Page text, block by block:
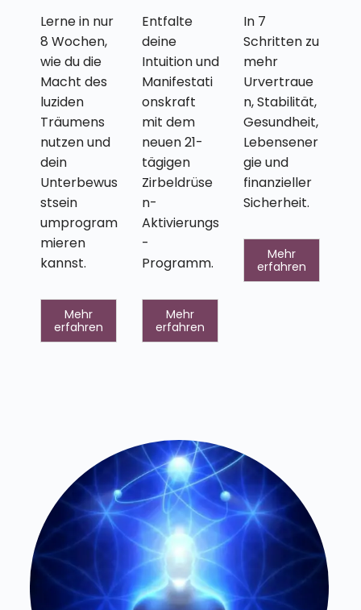
Lerne in nur
8 Wochen,
wie du die
Macht des
luziden
Träumens
nutzen und
dein
Unterbewus
stsein
umprogram
mieren
kannst.
Mehr
erfahren
Entfalte
deine
Intuition und
Manifestati
onskraft
mit dem
neuen 21-
tägigen
Zirbeldrüse
n-
Aktivierungs
-
Programm.
Mehr
erfahren
In 7
Schritten zu
mehr
Urvertraue
n, Stabilität,
Gesundheit,
Lebensener
gie und
finanzieller
Sicherheit.
Mehr
erfahren